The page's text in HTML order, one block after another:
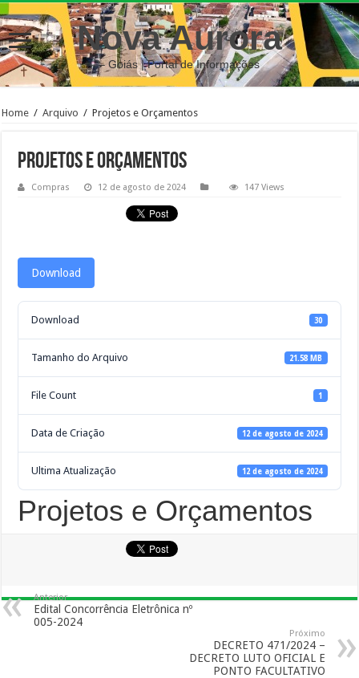
Nova Aurora
– Goiás | Portal de Informações
Home / Arquivo / Projetos e Orçamentos
Projetos e Orçamentos
Compras 12 de agosto de 2024 147 Views
Download
Download 30
Tamanho do Arquivo 21.58 MB
File Count 1
Data de Criação 12 de agosto de 2024
Ultima Atualização 12 de agosto de 2024
Projetos e Orçamentos
Anterior
Edital Concorrência Eletrônica nº
005-2024
Próximo
DECRETO 471/2024 –
DECRETO LUTO OFICIAL E
PONTO FACULTATIVO